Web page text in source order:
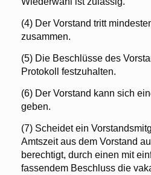
(4) Der Vorstand tritt
zusammen.
(5) Die Beschlüsse des
Protokoll festzuhalten.
(6) Der Vorstand kann sich
geben.
(7) Scheidet ein
Amtszeit aus dem Vorstand
berechtigt, durch einen mit
fassendem Beschluss die